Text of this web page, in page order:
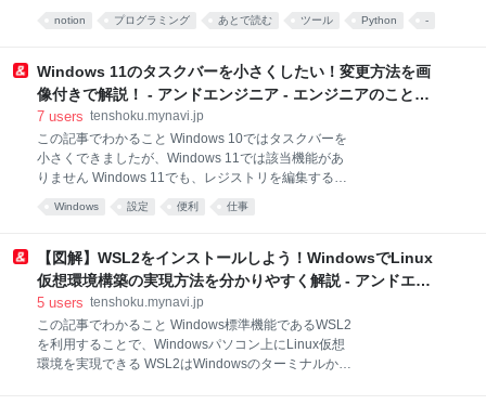
素早く表示する方法 2. 高度な変更方法 2-1. レジスト
右クリックメニューに好きな項
グラミングノートには、情報を一元化して管理でき
る、異なる環境からアクセスできる、共有が容易であ
トを作ると、使用目的やレイアウトの好みに応じて、
自分に合わせたカスタマイズが柔軟にできる 目次 1.
Notionでプログラミングノートを作って効率化しよう
2-1. カテゴリ別の情報やデータベースを一元化できる
2-2. Notionの様々な機能を活用できる 2-3. 異なる環境
からのアクセスや共有が容易 3. Notionで作るプログラ
ミングノートの内容例 3-1. ブックマーク集 3-2. コード
notion プログラミング あとで読む ツール Python -
Windows 11のタスクバーを小さくしたい！変更方法を画
像付きで解説！ - アンドエンジニア - エンジニアのこと、
エンジニアから。
7 users tenshoku.mynavi.jp
この記事でわかること Windows 10ではタスクバーを
小さくできましたが、Windows 11では該当機能があ
りません Windows 11でも、レジストリを編集するこ
とでサイズの変更が可能です 編集作業はリスクを伴う
ため、慎重に実施する必要があります 【関連記事】：
迷ったら 【関連記事】：Windows11 HomeとProの違
いとは？どちらを選べば良いのか解説！ 【関連記
事】：Windows11のフォント変更方法は？手順やツー
るには 1-1. Windows 11のタスクバーとは 2.Windows
11のタスクバーを小さくする方法 2-1. レジストリの編
集準備 2-2. レジストリのバックアップ方法 2-3. レジス
Windows 設定 便利 仕事
【図解】WSL2をインストールしよう！WindowsでLinux
仮想環境構築の実現方法を分かりやすく解説 - アンドエン
ジニア - エンジニアのこと、エンジニアから。
5 users tenshoku.mynavi.jp
この記事でわかること Windows標準機能であるWSL2
を利用することで、Windowsパソコン上にLinux仮想
環境を実現できる WSL2はWindowsのターミナルから